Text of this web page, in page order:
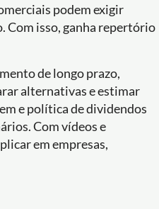
podem exigir
Com isso, ganha repertório
de longo prazo,
alternativas e estimar
e política de dividendos
Com vídeos e
em empresas,